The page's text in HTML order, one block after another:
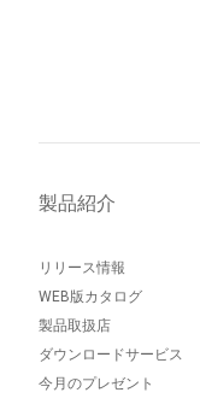
製品紹介
リリース情報
WEB版カタログ
製品取扱店
ダウンロードサービス
今月のプレゼント